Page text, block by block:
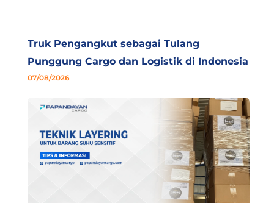
Truk Pengangkut sebagai Tulang
Punggung Cargo dan Logistik di Indonesia
07/08/2026